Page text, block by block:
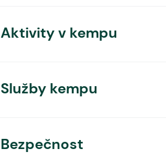
Aktivity v kempu
Služby kempu
Bezpečnost